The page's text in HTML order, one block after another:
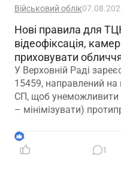
Військовий облік
Нові правила для ТЦК
відеофіксація,
приховувати
У Верховній Раді
15459, направлений
СП, щоб унеможливити
– мінімізувати)
4
1